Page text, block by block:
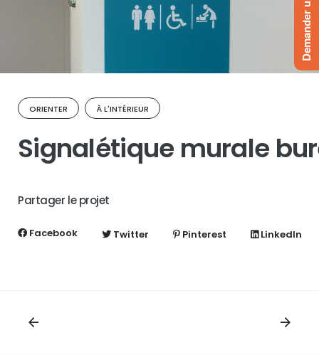
ORIENTER À L'INTÉRIEUR
Signalétique murale
Partager le projet
Facebook Twitter Pinterest LinkedIn